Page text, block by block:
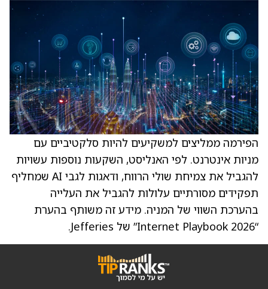
הפירמה ממליצים למשקיעים להיות סלקטיביים עם
מניות אינטרנט. לפי האנליסט, השקעות נוספות עשויות
להגביל את צמיחת שולי הרווח, ודאגות לגבי AI שמחליף
תפקידים מסורתיים עלולות להגביל את העלייה
בהערכת השווי של המניה. מידע זה משותף בהערת
“2026 Internet Playbook” של Jefferies.